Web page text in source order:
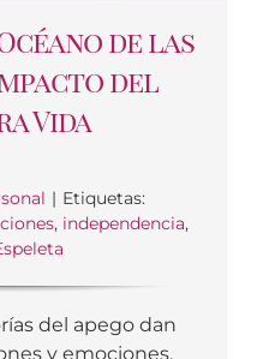
de las
del
Vida
| Etiquetas:
, independencia,
del apego dan
y emociones,